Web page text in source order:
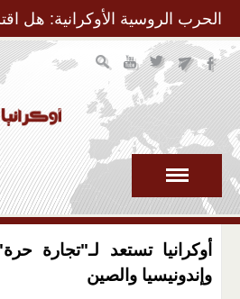
to Navigation
الحرب الروسية الأوكرانية: هل
أوكرانيا تستعد لـ"تجارة
وإندونيسيا والصين